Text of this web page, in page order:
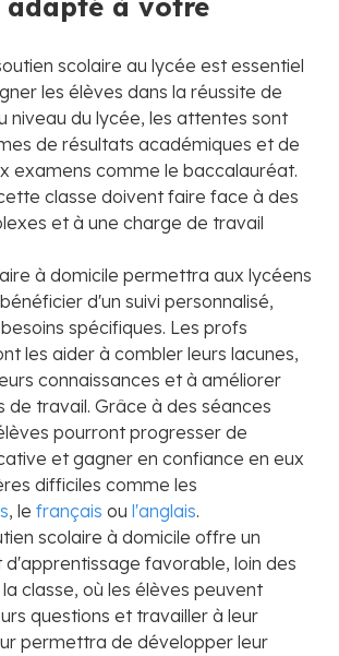
adapté à votre
scolaire au lycée est essentiel
les élèves dans la réussite de
niveau du lycée, les attentes sont
de résultats académiques et de
examens comme le baccalauréat.
classe doivent faire face à des
et à une charge de travail
à domicile permettra aux lycéens
d'un suivi personnalisé,
spécifiques. Les profs
les aider à combler leurs lacunes,
connaissances et à améliorer
de travail. Grâce à des séances
pourront progresser de
et gagner en confiance en eux
difficiles comme les
, le français ou l'anglais.
scolaire à domicile offre un
favorable, loin des
classe, où les élèves peuvent
questions et travailler à leur
permettra de développer leur